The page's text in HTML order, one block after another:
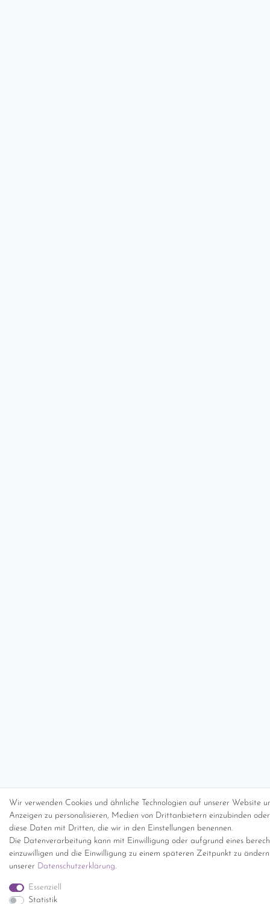
Wir verwenden Cookies und ähnliche Technologien auf unserer Website
Anzeigen zu personalisieren, Medien von Drittanbietern einzubinden
diese Daten mit Dritten, die wir in den Einstellungen benennen.
Die Datenverarbeitung kann mit Einwilligung oder aufgrund eines
einzuwilligen und die Einwilligung zu einem späteren Zeitpunkt zu
unserer Daten­schutz­erklärung.
Essenziell
Statistik